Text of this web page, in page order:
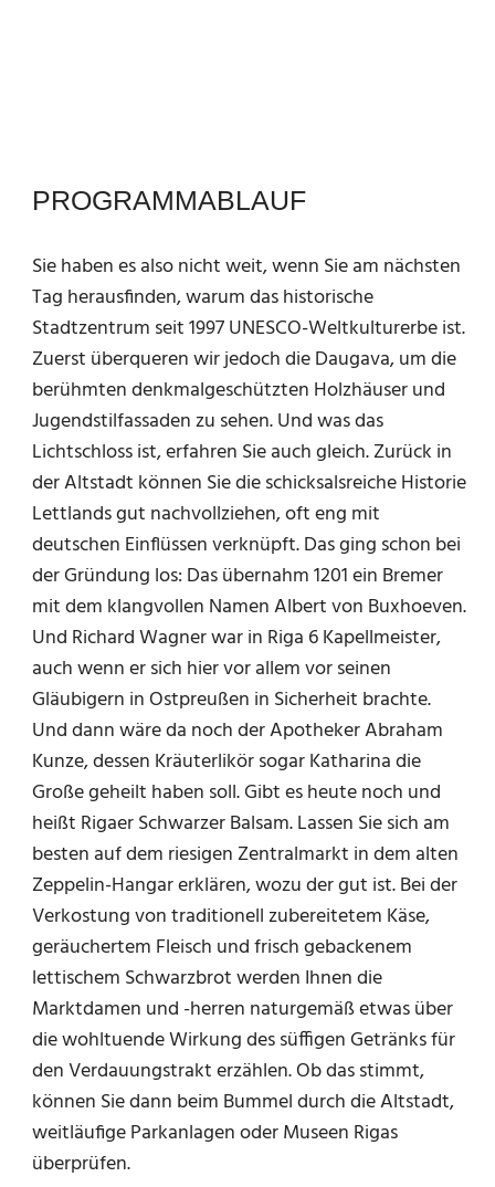
PROGRAMMABLAUF
Sie haben es also nicht weit, wenn Sie am nächsten
Tag herausfinden, warum das historische
Stadtzentrum seit 1997 UNESCO-Weltkulturerbe ist.
Zuerst überqueren wir jedoch die Daugava, um die
berühmten denkmalgeschützten Holzhäuser und
Jugendstilfassaden zu sehen. Und was das
Lichtschloss ist, erfahren Sie auch gleich. Zurück in
der Altstadt können Sie die schicksalsreiche Historie
Lettlands gut nachvollziehen, oft eng mit
deutschen Einflüssen verknüpft. Das ging schon bei
der Gründung los: Das übernahm 1201 ein Bremer
mit dem klangvollen Namen Albert von Buxhoeven.
Und Richard Wagner war in Riga 6 Kapellmeister,
auch wenn er sich hier vor allem vor seinen
Gläubigern in Ostpreußen in Sicherheit brachte.
Und dann wäre da noch der Apotheker Abraham
Kunze, dessen Kräuterlikör sogar Katharina die
Große geheilt haben soll. Gibt es heute noch und
heißt Rigaer Schwarzer Balsam. Lassen Sie sich am
besten auf dem riesigen Zentralmarkt in dem alten
Zeppelin-Hangar erklären, wozu der gut ist. Bei der
Verkostung von traditionell zubereitetem Käse,
geräuchertem Fleisch und frisch gebackenem
lettischem Schwarzbrot werden Ihnen die
Marktdamen und -herren naturgemäß etwas über
die wohltuende Wirkung des süffigen Getränks für
den Verdauungstrakt erzählen. Ob das stimmt,
können Sie dann beim Bummel durch die Altstadt,
weitläufige Parkanlagen oder Museen Rigas
überprüfen.